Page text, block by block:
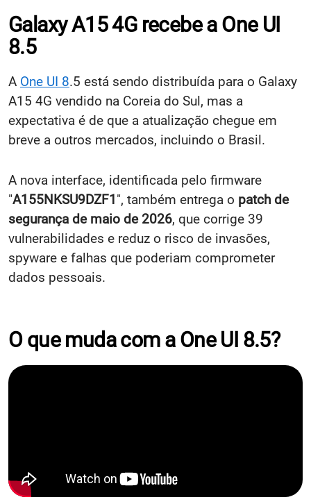
Galaxy A15 4G recebe a One UI
8.5
A One UI 8.5 está sendo distribuída para o Galaxy
A15 4G vendido na Coreia do Sul, mas a
expectativa é de que a atualização chegue em
breve a outros mercados, incluindo o Brasil.
A nova interface, identificada pelo firmware
"A155NKSU9DZF1", também entrega o patch de
segurança de maio de 2026, que corrige 39
vulnerabilidades e reduz o risco de invasões,
spyware e falhas que poderiam comprometer
dados pessoais.
O que muda com a One UI 8.5?